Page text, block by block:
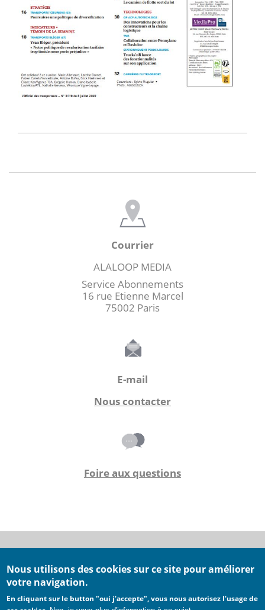
Courrier
ALALOOP MEDIA
Service Abonnements
16 rue Etienne Marcel
75002 Paris
E-mail
Nous contacter
Foire aux questions
Conditions générales d'utilisation
Conditions générales de ventes
Mentions légales
Nous utilisons des cookies sur ce site pour améliorer
votre navigation.
En cliquant sur le button "oui j'accepte", vous nous autorisez l'usage de